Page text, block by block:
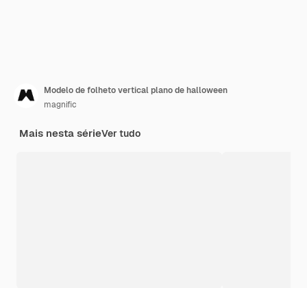
Modelo de folheto vertical plano de halloween
magnific
Mais nesta sérieVer tudo